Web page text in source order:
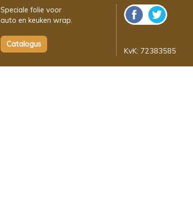
Speciale folie voor
auto en keuken wrap.
KvK: 72383585